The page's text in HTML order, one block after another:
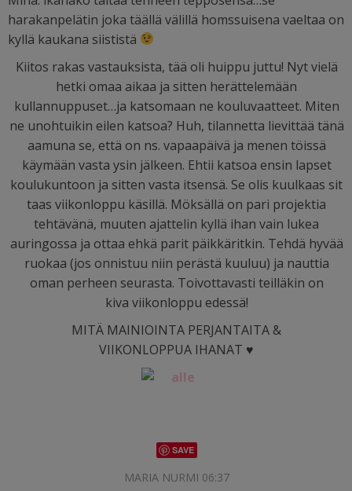
harakanpelätin joka täällä välillä homssuisena vaeltaa on
kyllä kaukana siististä
Kiitos rakas vastauksista, tää oli huippu juttu! Nyt vielä
hetki omaa aikaa ja sitten herättelemään
kullannuppuset…ja katsomaan ne kouluvaatteet. Miten
ne unohtuikin eilen katsoa? Huh, tilannetta lievittää tänä
aamuna se, että on ns. vapaapäivä ja menen töissä
käymään vasta ysin jälkeen. Ehtii katsoa ensin lapset
koulukuntoon ja sitten vasta itsensä. Se olis kuulkaas sit
taas viikonloppu käsillä. Möksällä on pari projektia
tehtävänä, muuten ajattelin kyllä ihan vain lukea
auringossa ja ottaa ehkä parit päikkäritkin. Tehdä hyvää
ruokaa (jos onnistuu niin perästä kuuluu) ja nauttia
oman perheen seurasta. Toivottavasti teilläkin on
kiva viikonloppu edessä!
MITÄ MAINIOINTA PERJANTAITA &
VIIKONLOPPUA IHANAT ♥
SAVE
MARIA NURMI 06:37